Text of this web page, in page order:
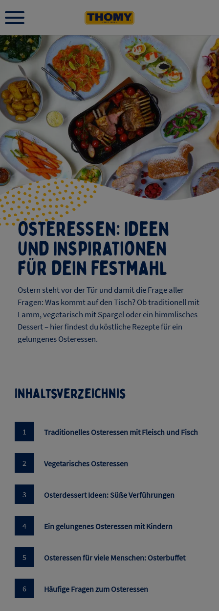
Osteressen: Ideen
und Inspirationen
für dein Festmahl
Ostern steht vor der Tür und damit die Frage aller
Fragen: Was kommt auf den Tisch? Ob traditionell mit
Lamm, vegetarisch mit Spargel oder ein himmlisches
Dessert – hier findest du köstliche Rezepte für ein
gelungenes Osteressen.
Inhaltsverzeichnis​​​​
Traditionelles Osteressen mit Fleisch und Fisch
Vegetarisches Osteressen
Osterdessert Ideen: Süße Verführungen
Ein gelungenes Osteressen mit Kindern
Osteressen für viele Menschen: Osterbuffet
Häufige Fragen zum Osteressen